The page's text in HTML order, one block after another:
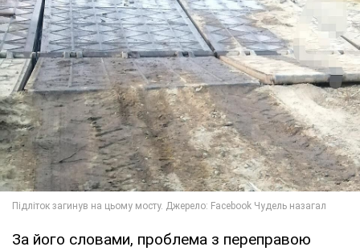
За його словами, проблема з переправою